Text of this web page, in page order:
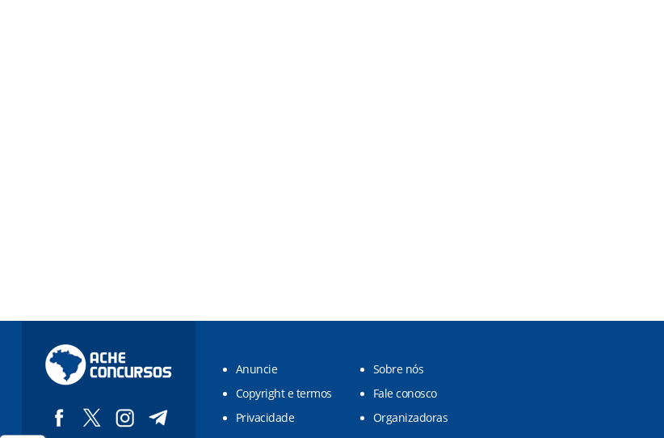
Anuncie
Sobre nós
Copyright e termos
Fale conosco
Privacidade
Organizadoras